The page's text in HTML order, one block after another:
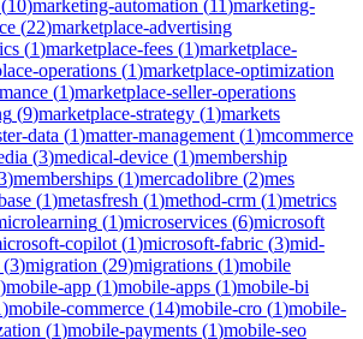
(10)marketing-automation (11)marketing-
(22)marketplace-advertising
(1)marketplace-fees (1)marketplace-
operations (1)marketplace-optimization
(1)marketplace-seller-operations
(9)marketplace-strategy (1)markets
data (1)matter-management (1)mcommerce
(3)medical-device (1)membership
)memberships (1)mercadolibre (2)mes
(1)metasfresh (1)method-crm (1)metrics
(1)microservices (6)microsoft
copilot (1)microsoft-fabric (3)mid-
(3)migration (29)migrations (1)mobile
)mobile-app (1)mobile-apps (1)mobile-bi
)mobile-commerce (14)mobile-cro (1)mobile-
(1)mobile-payments (1)mobile-seo